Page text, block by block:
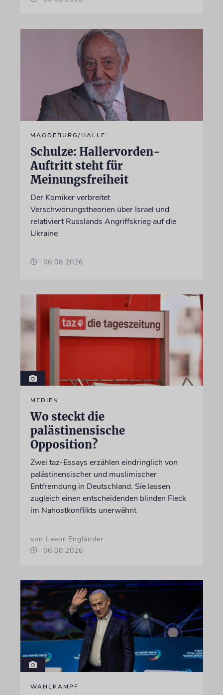
MAGDEBURG/HALLE
Schulze: Hallervorden-
Auftritt steht für
Meinungsfreiheit
Der Komiker verbreitet
Verschwörungstheorien über Israel und
relativiert Russlands Angriffskrieg auf die
Ukraine
06.08.2026
MEDIEN
Wo steckt die
palästinensische
Opposition?
Zwei taz-Essays erzählen eindringlich von
palästinensischer und muslimischer
Entfremdung in Deutschland. Sie lassen
zugleich einen entscheidenden blinden Fleck
im Nahostkonflikts unerwähnt
von Leeor Engländer
06.08.2026
WAHLKAMPF